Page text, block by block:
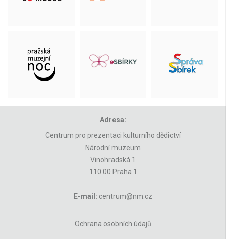
Adresa:
Centrum pro prezentaci kulturního dědictví
Národní muzeum
Vinohradská 1
110 00 Praha 1
E-mail: centrum@nm.cz
Ochrana osobních údajů